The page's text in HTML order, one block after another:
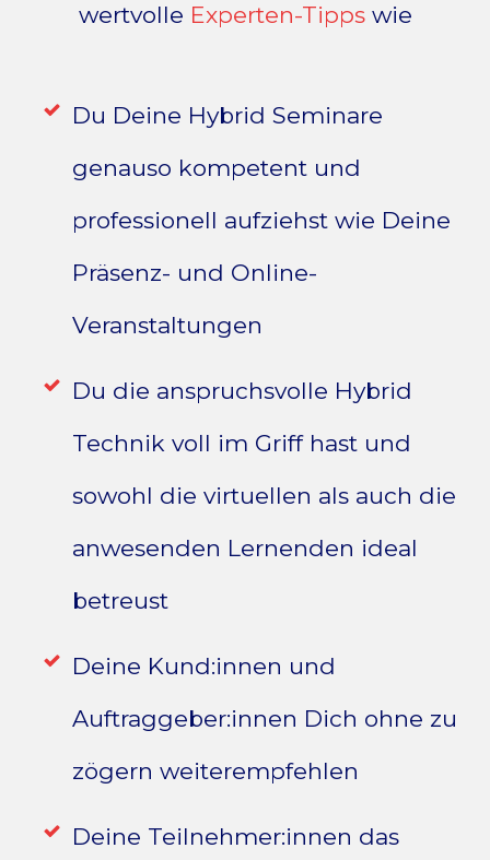
wertvolle Experten-Tippswie
Du Deine Hybrid Seminare
genauso kompetent und
professionell aufziehst wie Deine
Präsenz- und Online-
Veranstaltungen
Du die anspruchsvolle Hybrid
Technik voll im Griff hast und
sowohl die virtuellen als auch die
anwesenden Lernenden ideal
betreust
Deine Kund:innen und
Auftraggeber:innen Dich ohne zu
zögern weiterempfehlen
Deine Teilnehmer:innen das